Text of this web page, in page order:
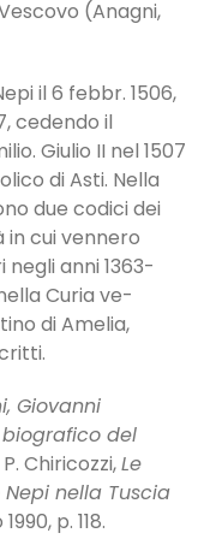
(Anagni,
il 6 febbr. 1506,
cedendo il
Giu­lio II nel 1507
di Asti. Nella
due co­dici dei
in cui ven­nero
anni 1363-
Curia ve­
di Amelia,
Giovanni
del
Chiricozzi,Le
nella Tuscia
p. 118.